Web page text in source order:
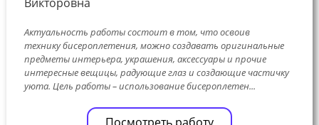
Актуальность работы состоит в том, что освоив
технику бисероплетения, можно создавать оригинальные
предметы интерьера, украшения, аксессуары и прочие
интересные вещицы, радующие глаз и создающие частичку
уюта. Цель работы – использование бисероплетен...
Посмотреть работу